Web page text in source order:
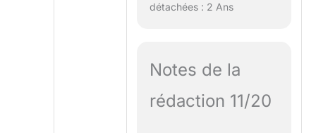
détachées : 2 Ans
Notes de la
rédaction 11/20